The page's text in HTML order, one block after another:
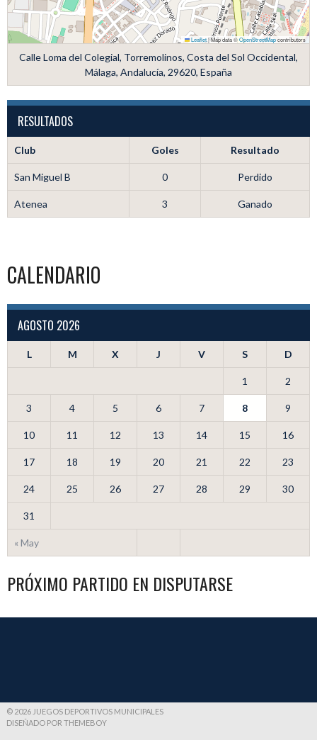
Leaflet|Map data ©OpenStreetMapcontributors
Calle Loma del Colegial, Torremolinos, Costa del Sol Occidental,
Málaga, Andalucía, 29620, España
RESULTADOS
Club Goles Resultado
San Miguel B 0 Perdido
Atenea 3 Ganado
CALENDARIO
AGOSTO 2026
L M X J V S D
« May
1 2
3 4 5 6 7 8 9
10 11 12 13 14 15 16
17 18 19 20 21 22 23
24 25 26 27 28 29 30
31
PRÓXIMO PARTIDO EN DISPUTARSE
© 2026 JUEGOS DEPORTIVOS MUNICIPALES
DISEÑADO POR THEMEBOY